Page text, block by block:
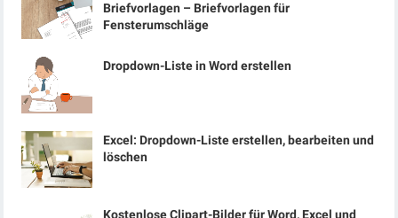
Briefvorlagen – Briefvorlagen für
Fensterumschläge
Dropdown-Liste in Word erstellen
Excel: Dropdown-Liste erstellen, bearbeiten und
löschen
Kostenlose Clipart-Bilder für Word, Excel und